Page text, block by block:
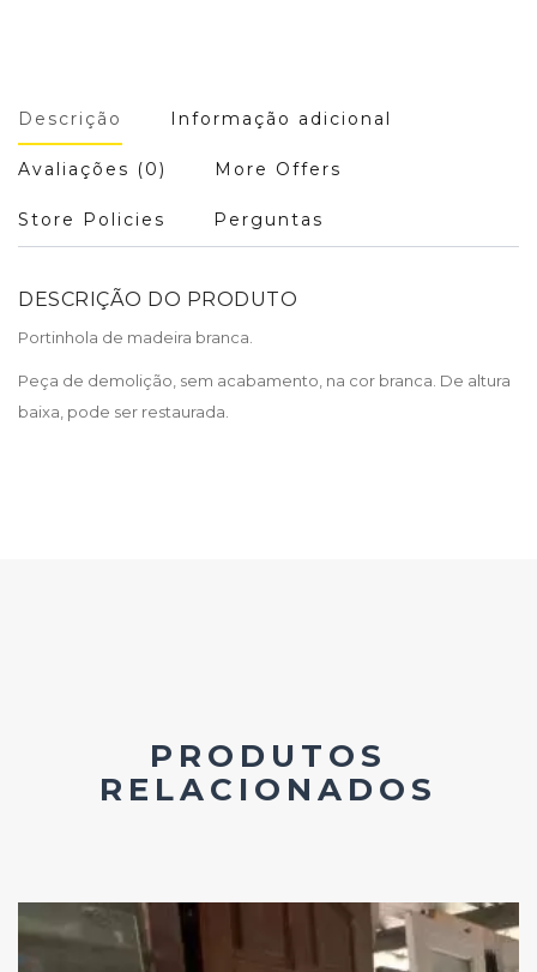
Descrição Informação adicional
Avaliações (0) More Offers
Store Policies Perguntas
DESCRIÇÃO DO PRODUTO
Portinhola de madeira branca.
Peça de demolição, sem acabamento, na cor branca. De altura
baixa, pode ser restaurada.
PRODUTOS
RELACIONADOS